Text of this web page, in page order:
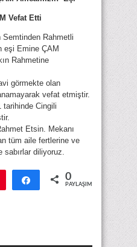
Vefat Etti
Rahmetli
eşi Emine ÇAM
Rahmetine
görmekte olan
vefat etmiştir.
tarihinde Cingili
Etsin. Mekanı
tüm aile fertlerine ve
sabırlar diliyoruz.
Paylaş 0
PAYLAŞIMLAR